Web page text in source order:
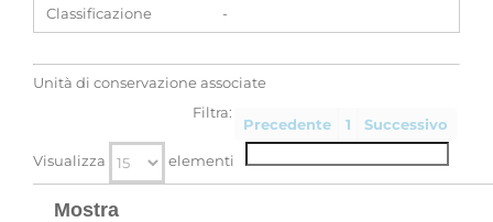
Classificazione
-
Unità di conservazione associate
Precedente 1 Successivo
Visualizza elementi
Filtra:
Mostra